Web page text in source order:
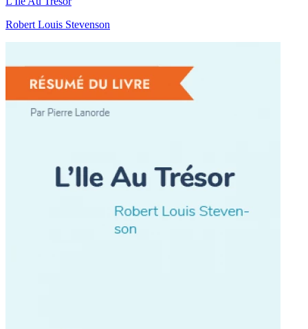
Robert Louis Stevenson